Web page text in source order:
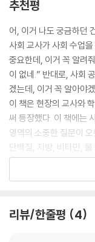
071 선거와 투표는 같은
072 선거는 민주적인가
073 왜 중학생은 투표
074 국회의원 선거에서
075 보수와 진보를 나누
076 여당과 야당은 어
077 대표자가 있는데
078 우리도 법을 만드는
079 우리 지역 잘살자
080 시민에게 불편을 주
081 4.19는 혁명이고
082 민주 정치가 발달
085 평화적으로 통일할
문들 중에는 “왜 가로등
냥 지나쳤던 것들도 있
같이 때로는 깊이 있는
나친 복지도 병이 되나
런 질문들은 실제로 수
분류하고 정리해서 더욱
훑어봐도 “어? 이거 나
읽다 보면 어느새 “아하
생활 속 사회 질문에 답
〈전국사회교사모임>
복해지는 길을 찾을 수
들은 살펴보면 교과서
교과서를 넘나드는 이런
추천평
어, 이거 나도 궁금하던
사회 교사가 사회 수업
중요한데, 이거 꼭 알려
이 없네.” 반대로, 사회
겠는데, 이거 꼭 알아야
이 책은 현장의 교사와
써 등장했다. 이 책에는
영역의 소중한 질문이
단백질, 지방, 비타민,
점의 요리다. 또한 음식
기는 매력적인 향기와
왜냐고? 이 책은 사회 수
리뷰/한줄평 4